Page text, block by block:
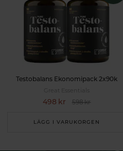
Testobalans Ekonomipack 2x90k
Great Essentials
498 kr 598 kr
LÄGG I VARUKORGEN